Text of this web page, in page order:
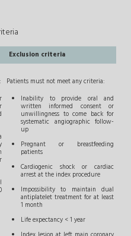
Exclusion criteria
Patients must not meet any criteria:
Inability to provide oral and
written informed consent or
unwillingness to come back for
systematic angiographic follow-
up
Pregnant or breastfeeding
patients
Cardiogenic shock or cardiac
arrest at the index procedure
Impossibility to maintain dual
antiplatelet treatment for at least
1 month
Life expectancy < 1 year